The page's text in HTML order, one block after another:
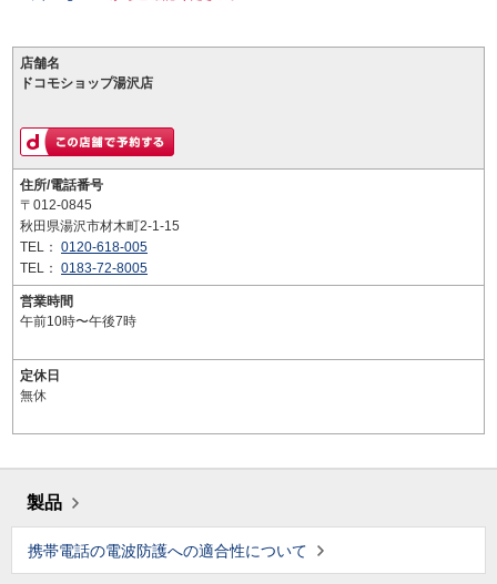
店舗名
ドコモショップ湯沢店
住所/電話番号
〒012-0845
秋田県湯沢市材木町2-1-15
TEL： 0120-618-005
TEL： 0183-72-8005
営業時間
午前10時〜午後7時
定休日
無休
製品
携帯電話の電波防護への適合性について